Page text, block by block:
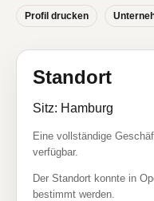
Profil drucken
Standort
Sitz: Hamburg
Eine vollständige
verfügbar.
Der Standort konnte in
bestimmt werden.